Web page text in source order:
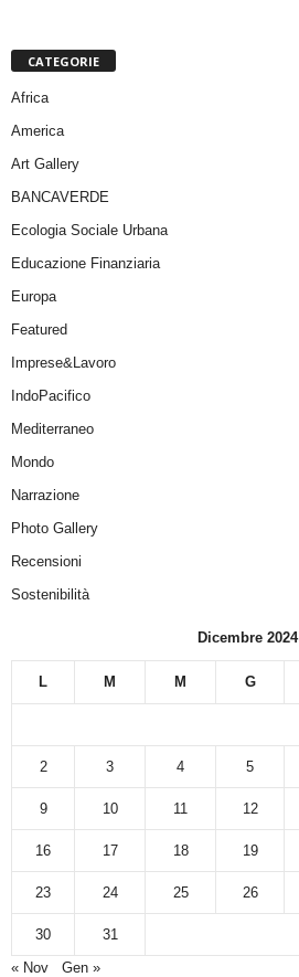
CATEGORIE
Africa
America
Art Gallery
BANCAVERDE
Ecologia Sociale Urbana
Educazione Finanziaria
Europa
Featured
Imprese&Lavoro
IndoPacifico
Mediterraneo
Mondo
Narrazione
Photo Gallery
Recensioni
Sostenibilità
Dicembre 2024
L M M G
2 3 4 5
9 10 11 12
16 17 18 19
23 24 25 26
30
31
« Nov
Gen »